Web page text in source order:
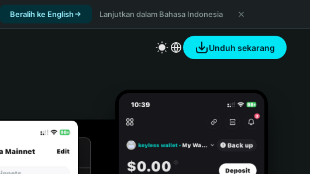
Beralih ke English Lanjutkan dalam Bahasa Indonesia
Unduh sekarang